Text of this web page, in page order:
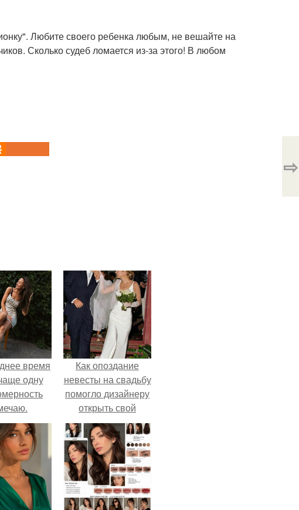
Любите своего ребенка любым, не вешайте на
Сколько судеб ломается из-за этого! В любом
⇨
время
одну
Как опоздание
невесты на свадьбу
помогло дизайнеру
открыть свой
бренд.